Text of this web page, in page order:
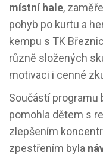
místní hale,
pohyb po kurtu a
kempu s TK
různě složených
motivaci i cenné
Součástí programu
pomohla dětem s
zlepšením
zpestřením byla